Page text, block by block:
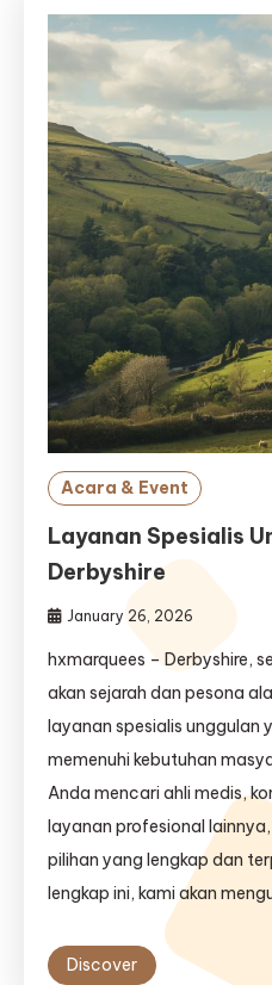
Acara & Event
Layanan Spesialis
Derbyshire
January 26, 2026
hxmarquees – Derbyshire,
akan sejarah dan pesona
layanan spesialis unggulan
memenuhi kebutuhan
Anda mencari ahli medis,
layanan profesional
pilihan yang lengkap dan
lengkap ini, kami akan
Discover